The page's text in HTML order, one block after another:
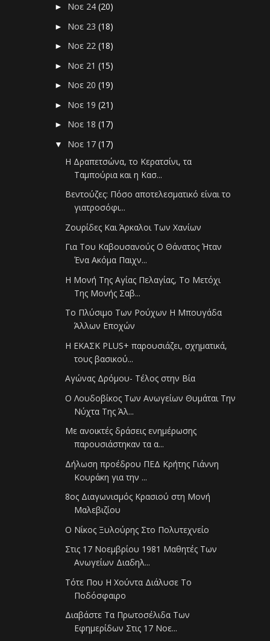
► Νοε 24(20)
► Νοε 23(18)
► Νοε 22(18)
► Νοε 21(15)
► Νοε 20(19)
► Νοε 19(21)
► Νοε 18(17)
▼ Νοε 17(17)
Η Δραπετσώνα, το Κερατσίνι, τα
Ταμπούρια και η Κασ...
Βεντούζες: Πόσο αποτελεσματικό είναι το
γιατροσόφι...
Ζουρίδες Και Άρκαλοι Των Χανίων
Για Του Καβουσανούς Ο Θάνατος Ήταν
Ένα Ακόμα Παιχν...
Η Μονή Της Αγίας Πελαγίας, Το Μετόχι
Της Μονής Σαβ...
Το Πλύσιμο Των Ρούχων Η Μπουγάδα
Άλλων Εποχών
Η ΕΚΑΣΚ PLUS+ παρουσιάζει, σχηματικά,
τους βασικού...
Αγώνας Δρόμου- Τέλος στην Βία
Ο Λουδοβίκος Των Ανωγείων Θυμάται Την
Νύχτα Της Άλ...
Με ανοικτές δράσεις ενημέρωσης
παρουσιάστηκαν τα α...
Δήλωση προέδρου ΠΕΔ Κρήτης Γιάννη
Κουράκη για την ...
8ος Διαγωνισμός Κρασιού στη Μονή
Μαλεβιζίου
Ο Νίκος Ξυλούρης Στο Πολυτεχνείο
Στις 17 Νοεμβρίου 1981 Μαθητές Των
Ανωγείων Διαδηλ...
Τότε Που Η Χούντα Διάλυσε Το
Ποδόσφαιρο
Διαβάστε Τα Πρωτοσέλιδα Των
Εφημερίδων Στις 17 Νοε...